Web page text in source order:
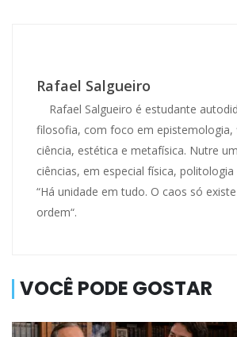
Rafael Salgueiro
Rafael Salgueiro é estudante
filosofia, com foco em epistemologia,
ciência, estética e metafísica. Nutre
ciências, em especial física, politologia
“Há unidade em tudo. O caos só
ordem“.
VOCÊ PODE GOSTAR